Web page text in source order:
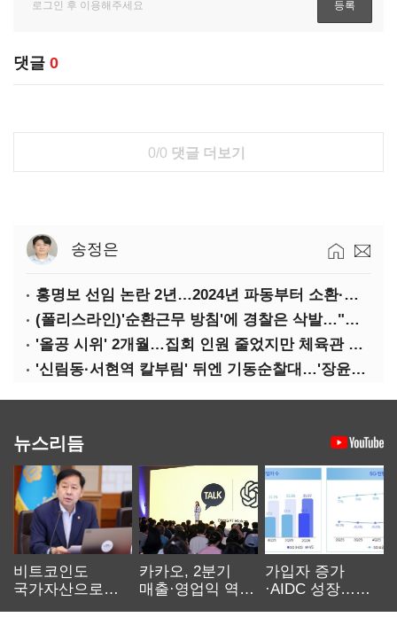
댓글 0
0/0 댓글 더보기
송정은
홍명보 선임 논란 2년…2024년 파동부터 소환·압색까지
(폴리스라인)'순환근무 방침'에 경찰은 삭발…"베테랑·수사력 보강 먼저"
'올공 시위' 2개월…집회 인원 줄었지만 체육관 봉쇄 계속
'신림동·서현역 칼부림' 뒤엔 기동순찰대…'장윤기 은폐·조작' 후엔 내부비리수사대
뉴스리듬
비트코인도
국가자산으로…'
카카오, 2분기
매출·영업익 역대
가입자 증가
·AIDC 성장…